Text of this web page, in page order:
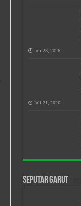
Juli 23, 2026
Juli 21, 2026
Seputar Garut